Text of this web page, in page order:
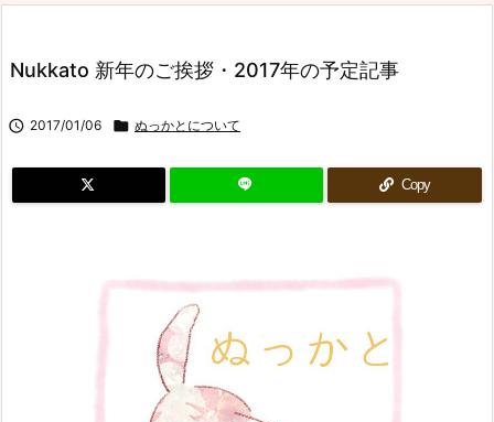
Nukkato 新年のご挨拶・2017年の予定記事
 2017/01/06  ぬっかとについて
Copy